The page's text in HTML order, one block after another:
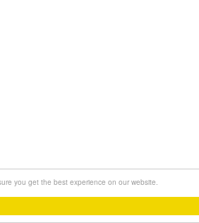
you get the best experience on our website.